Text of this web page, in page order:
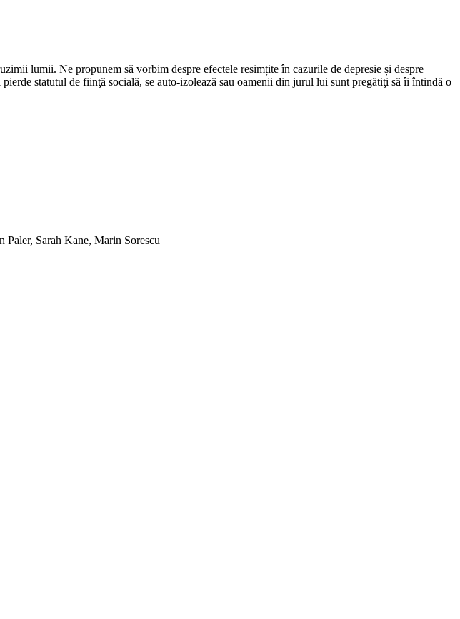
lumii. Ne propunem să vorbim despre efectele resimțite în cazurile de depresie și despre
statutul de fiinţă socială, se auto-izolează sau oamenii din jurul lui sunt pregătiţi să îi întindă o
Sarah Kane, Marin Sorescu